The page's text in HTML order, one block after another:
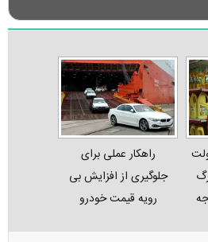
راهکار عملی برای
جلوگیری از افزایش بی
رویه قیمت خودرو